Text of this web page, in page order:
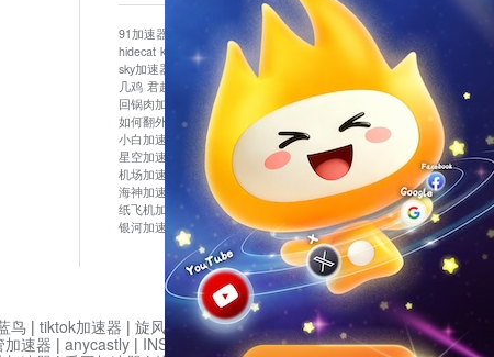
91加速器 bluelayer加速器
clash节点
hidecat kuai500 panda加速器
plex加速器
sky加速器
telegram加速器 中信加速器
云梯加速器
几鸡 君越加速器 哔咔漫画加速器
唐师傅加速器
回锅肉加速器
坚果加速器 壹点加速器
如何翻外墙网站 小哈vp加速器
小火箭加速器
小白加速器
布谷vp加速器 心阶云 快连
星空加速器
最新版clash安卓下载
月光加速器
机场加速器
松果云 极快加速器
梯子加速器
海神加速器
猴王加速器 神灯vp加速器
纸飞机加速器
蓝泡加速器 西游加速器
起飞加速器
银河加速器 鱼跃加速器 鹰眼加速器 黑洞加速版
鸟 | tiktok加速器 | 旋风加速度器|旋风加速 |
加速器 | anycastly | INS加速器|INS加速器免费版